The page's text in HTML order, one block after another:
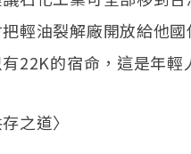
輕油裂解廠開放給他
22K的宿命，這是年輕
之道〉